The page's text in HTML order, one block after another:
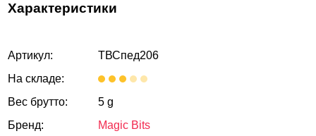
Характеристики
Артикул:
ТВСпед206
На складе:
Вес брутто:
5 g
Бренд:
Magic Bits